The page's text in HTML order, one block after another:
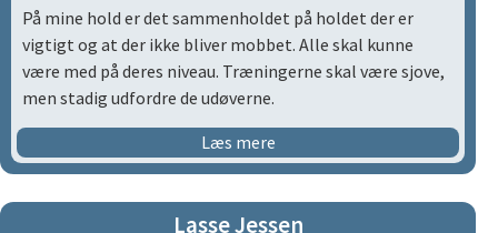
På mine hold er det sammenholdet på holdet der er
vigtigt og at der ikke bliver mobbet. Alle skal kunne
være med på deres niveau. Træningerne skal være sjove,
men stadig udfordre de udøverne.
Det der motiver mig til, at møde op uge efter uger er, at
se den udviklingen der sker henover sæsonen, med den
Læs mere
Lasse Jessen